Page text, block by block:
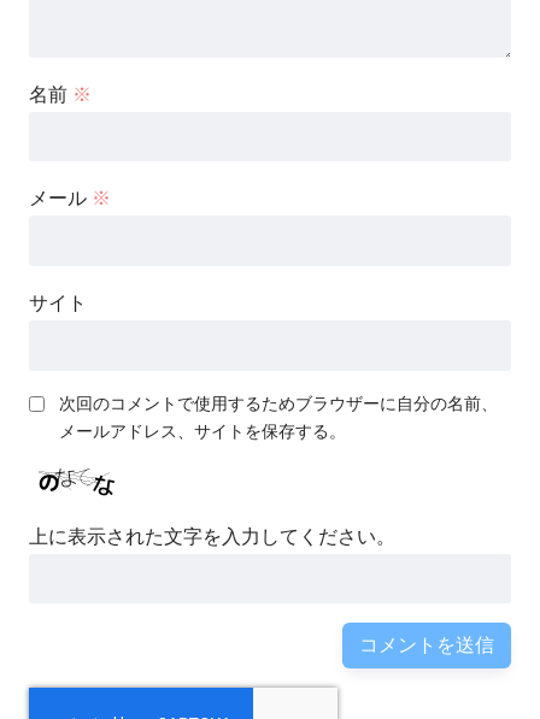
名前 ※
メール ※
サイト
次回のコメントで使用するためブラウザーに自分の名前、
メールアドレス、サイトを保存する。
上に表示された文字を入力してください。